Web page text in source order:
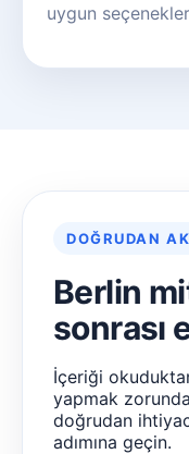
uygun
DOĞRUDAN
Berlin
sonrası
İçeriği
yapmak
doğrudan
adımına geçin.